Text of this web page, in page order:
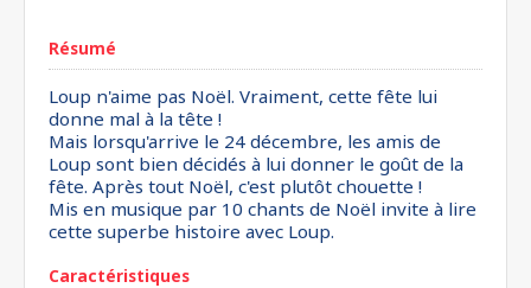
Résumé
Loup n'aime pas Noël. Vraiment, cette fête lui
donne mal à la tête !
Mais lorsqu'arrive le 24 décembre, les amis de
Loup sont bien décidés à lui donner le goût de la
fête. Après tout Noël, c'est plutôt chouette !
Mis en musique par 10 chants de Noël invite à lire
cette superbe histoire avec Loup.
Caractéristiques